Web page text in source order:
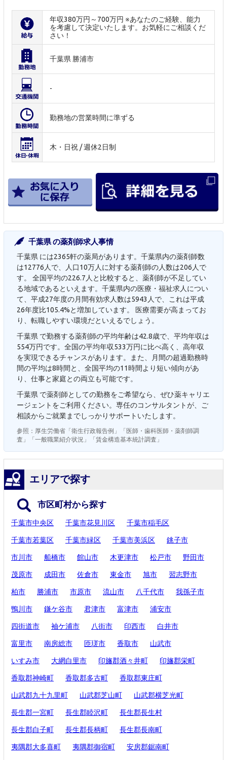
年収380万円～700万円 ※あなたのご経験、能力
を考慮して決定いたします。お気軽にご相談くだ
さい！
千葉県 勝浦市
-
勤務地の営業時間に準ずる
木・日祝 / 週休2日制
千葉県 の薬剤師求人事情
千葉県 には2365軒の薬局があります。千葉県内の薬剤師数
は12776人で、人口10万人に対する薬剤師の人数は206人で
す。 全国平均の226.7人と比較すると、薬剤師が不足してい
る地域であるといえます。千葉県内の医療・福祉求人につい
て、平成27年度の月間有効求人数は5943人で、これは平成
26年度比105.4%と増加しています。 医療需要が高まってお
り、転職しやすい環境だといえるでしょう。
千葉県 で勤務する薬剤師の平均年齢は42.8歳で、平均年収は
554万円です。全国の平均年収533万円に比べ高く、高年収
を実現できるチャンスがあります。また、月間の超過勤務時
間の平均は8時間と、全国平均の11時間より短い傾向があ
り、仕事と家庭との両立も可能です。
千葉県 で薬剤師としての勤務をご希望なら、ぜひ薬キャリエ
ージェントをご利用ください。専任のコンサルタントが、ご
相談からご就業までしっかりサポートいたします。
参照：厚生労働省「衛生行政報告例」「医師・歯科医師・薬剤師調
査」「一般職業紹介状況」「賃金構造基本統計調査」
エリアで探す
市区町村から探す
千葉市中央区 千葉市花見川区 千葉市稲毛区
千葉市若葉区 千葉市緑区 千葉市美浜区 銚子市
市川市 船橋市 館山市 木更津市 松戸市 野田市
茂原市 成田市 佐倉市 東金市 旭市 習志野市
柏市 勝浦市 市原市 流山市 八千代市 我孫子市
鴨川市 鎌ケ谷市 君津市 富津市 浦安市
四街道市 袖ケ浦市 八街市 印西市 白井市
富里市 南房総市 匝瑳市 香取市 山武市
いすみ市 大網白里市 印旛郡酒々井町 印旛郡栄町
香取郡神崎町 香取郡多古町 香取郡東庄町
山武郡九十九里町 山武郡芝山町 山武郡横芝光町
長生郡一宮町 長生郡睦沢町 長生郡長生村
長生郡白子町 長生郡長柄町 長生郡長南町
夷隅郡大多喜町 夷隅郡御宿町 安房郡鋸南町